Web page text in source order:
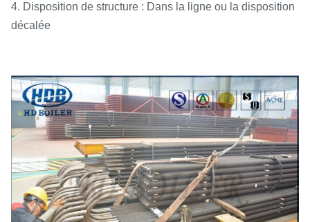
4. Disposition de structure : Dans la ligne ou la disposition
décalée